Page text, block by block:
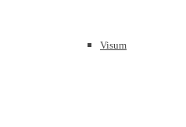
Visum